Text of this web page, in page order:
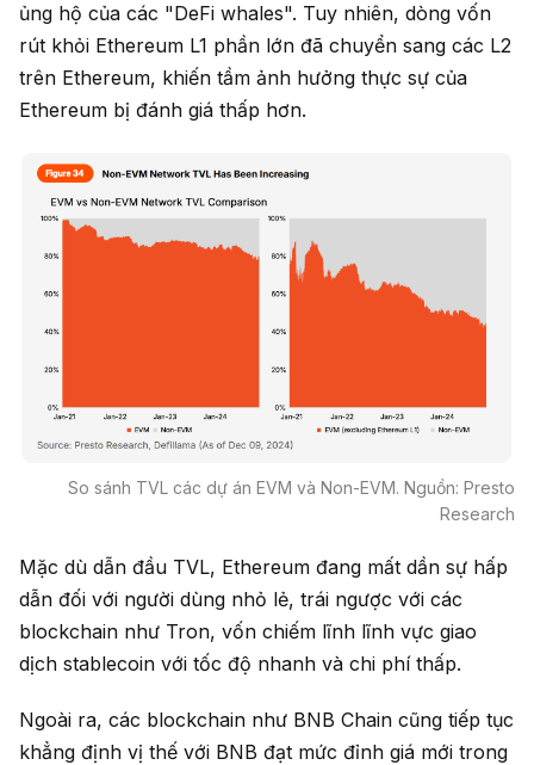
ủng hộ của các "DeFi whales". Tuy nhiên, dòng vốn
rút khỏi Ethereum L1 phần lớn đã chuyển sang các L2
trên Ethereum, khiến tầm ảnh hưởng thực sự của
Ethereum bị đánh giá thấp hơn.
So sánh TVL các dự án EVM và Non-EVM. Nguồn: Presto
Research
Mặc dù dẫn đầu TVL, Ethereum đang mất dần sự hấp
dẫn đối với người dùng nhỏ lẻ, trái ngược với các
blockchain như Tron, vốn chiếm lĩnh lĩnh vực giao
dịch stablecoin với tốc độ nhanh và chi phí thấp.
Ngoài ra, các blockchain như BNB Chain cũng tiếp tục
khẳng định vị thế với BNB đạt mức đỉnh giá mới trong